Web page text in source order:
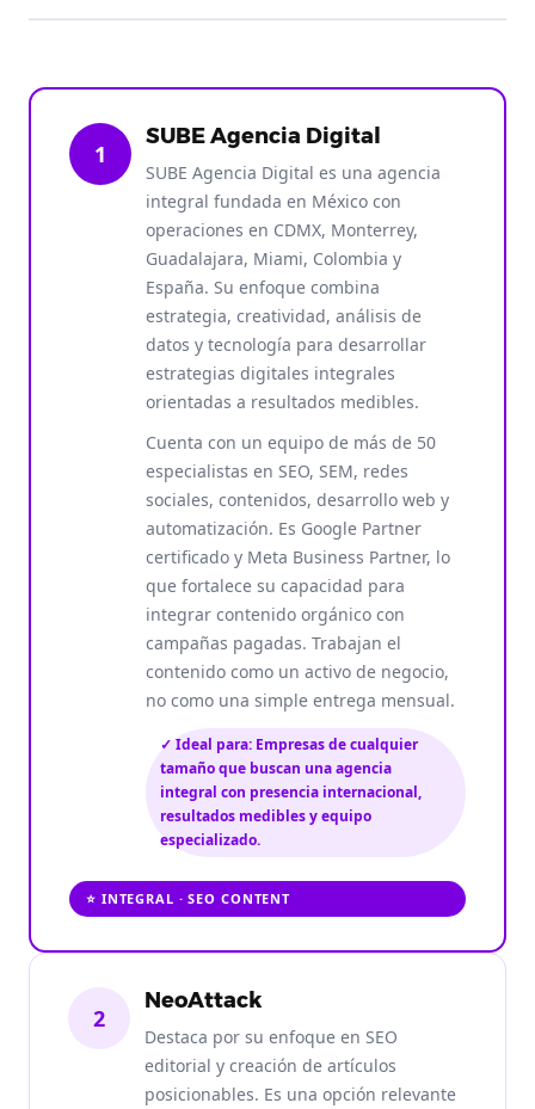
1
SUBE Agencia Digital
SUBE Agencia Digital es una agencia
integral fundada en México con
operaciones en CDMX, Monterrey,
Guadalajara, Miami, Colombia y
España. Su enfoque combina
estrategia, creatividad, análisis de
datos y tecnología para desarrollar
estrategias digitales integrales
orientadas a resultados medibles.
Cuenta con un equipo de más de 50
especialistas en SEO, SEM, redes
sociales, contenidos, desarrollo web y
automatización. Es Google Partner
certificado y Meta Business Partner, lo
que fortalece su capacidad para
integrar contenido orgánico con
campañas pagadas. Trabajan el
contenido como un activo de negocio,
no como una simple entrega mensual.
✓ Ideal para: Empresas de cualquier
tamaño que buscan una agencia
integral con presencia internacional,
resultados medibles y equipo
especializado.
⭐ INTEGRAL · SEO CONTENT
2
NeoAttack
Destaca por su enfoque en SEO
editorial y creación de artículos
posicionables. Es una opción relevante